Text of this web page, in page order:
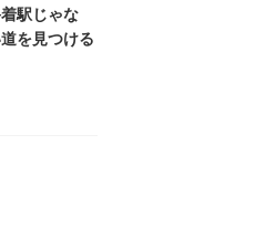
駅じゃな
を見つける